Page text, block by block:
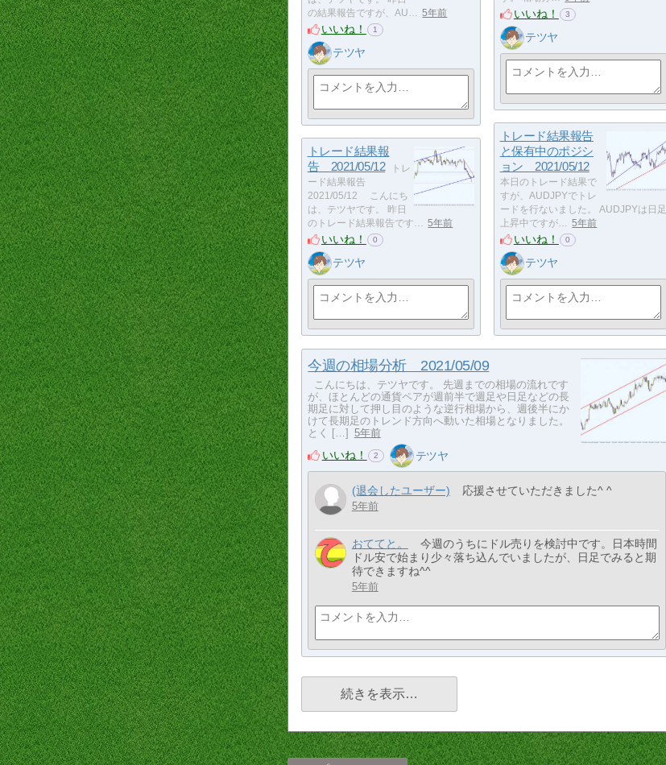
いいね！ 3
テツヤ
の結果報告ですが、AU…
5年前
いいね！ 1
テツヤ
トレード結果報告
と保有中のポジシ
ョン 2021/05/12
本日のトレード結果で
すが、AUDJPYでトレ
ードを行ないました。 AUDJPYは日足
上昇中ですが…
5年前
いいね！ 0
テツヤ
トレード結果報
告 2021/05/12
トレ
ード結果報告
2021/05/12 こんにち
は、テツヤです。 昨日
のトレード結果報告です…
5年前
いいね！ 0
テツヤ
今週の相場分析 2021/05/09
こんにちは、テツヤです。 先週までの相場の流れです
が、ほとんどの通貨ペアが週前半で週足や日足などの長
期足に対して押し目のような逆行相場から、週後半にか
けて長期足のトレンド方向へ動いた相場となりました。
とく […] 5年前
いいね！ 2 テツヤ
(退会したユーザー) 応援させていただきました^ ^
5年前
おててと。
今週のうちにドル売りを検討中です。日本時間
ドル安で始まり少々落ち込んでいましたが、日足でみると期
待できますね^^
5年前
続きを表示…